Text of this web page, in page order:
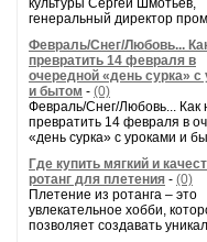
культуры Сергей Шмотьев,
генеральный директор
Февраль/Снег/Любовь...
превратить 14 февраля в
очередной «день сурка» с
и бытом - (0)
Февраль/Снег/Любовь... Как
превратить 14 февраля в
«день сурка» с уроками и
Где купить мягкий и
ротанг для плетения - (0)
Плетение из ротанга – это
увлекательное хобби,
позволяет создавать